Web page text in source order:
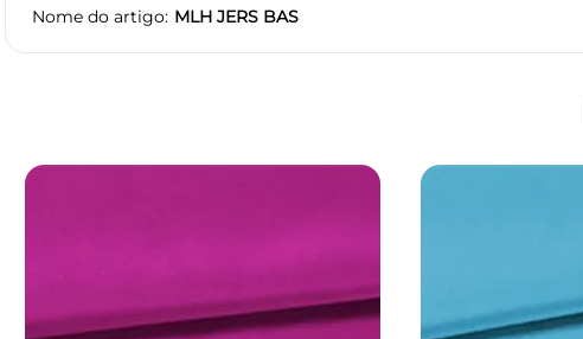
Nome do artigo MLH JERS BAS